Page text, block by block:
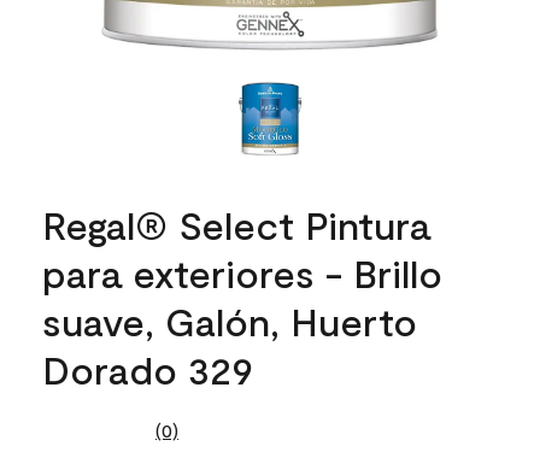
Regal® Select Pintura
para exteriores - Brillo
suave, Galón, Huerto
Dorado 329
No
(0)